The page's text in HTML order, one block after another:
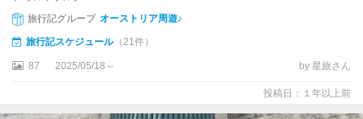
ー
デ
旅行記グループ オーストリア周遊♪
旅行記スケジュール（21件）
87 2025/05/18～ by 星旅さん
投稿日：１年以上前